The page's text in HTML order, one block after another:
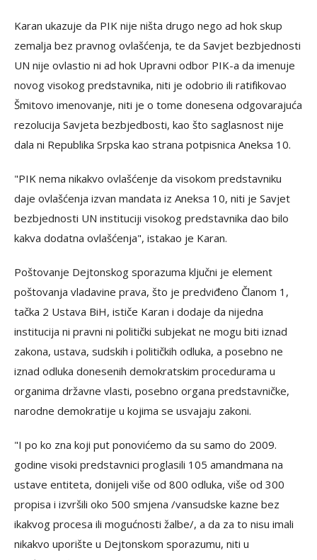
Karan ukazuje da PIK nije ništa drugo nego ad hok skup
zemalja bez pravnog ovlašćenja, te da Savjet bezbjednosti
UN nije ovlastio ni ad hok Upravni odbor PIK-a da imenuje
novog visokog predstavnika, niti je odobrio ili ratifikovao
Šmitovo imenovanje, niti je o tome donesena odgovarajuća
rezolucija Savjeta bezbjedbosti, kao što saglasnost nije
dala ni Republika Srpska kao strana potpisnica Aneksa 10.
"PIK nema nikakvo ovlašćenje da visokom predstavniku
daje ovlašćenja izvan mandata iz Aneksa 10, niti je Savjet
bezbjednosti UN instituciji visokog predstavnika dao bilo
kakva dodatna ovlašćenja", istakao je Karan.
Poštovanje Dejtonskog sporazuma ključni je element
poštovanja vladavine prava, što je predviđeno Članom 1,
tačka 2 Ustava BiH, ističe Karan i dodaje da nijedna
institucija ni pravni ni politički subjekat ne mogu biti iznad
zakona, ustava, sudskih i političkih odluka, a posebno ne
iznad odluka donesenih demokratskim procedurama u
organima državne vlasti, posebno organa predstavničke,
narodne demokratije u kojima se usvajaju zakoni.
"I po ko zna koji put ponovićemo da su samo do 2009.
godine visoki predstavnici proglasili 105 amandmana na
ustave entiteta, donijeli više od 800 odluka, više od 300
propisa i izvršili oko 500 smjena /vansudske kazne bez
ikakvog procesa ili mogućnosti žalbe/, a da za to nisu imali
nikakvo uporište u Dejtonskom sporazumu, niti u